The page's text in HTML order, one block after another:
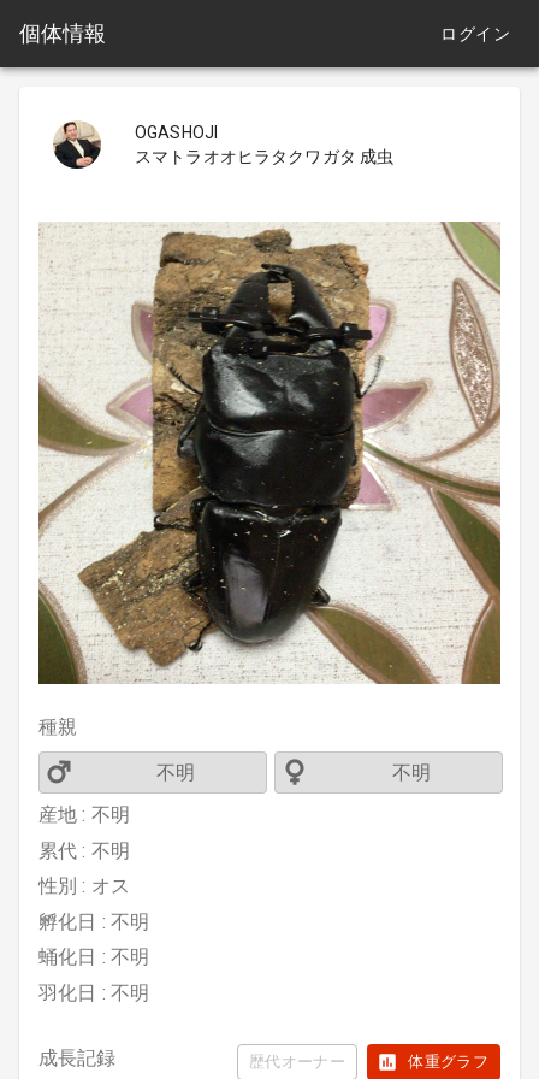
個体情報 ログイン
OGASHOJI
スマトラオオヒラタクワガタ 成虫
種親
不明
不明
産地 : 不明
累代 : 不明
性別 : オス
孵化日 : 不明
蛹化日 : 不明
羽化日 : 不明
成長記録 体重グラフ
歴代オーナー